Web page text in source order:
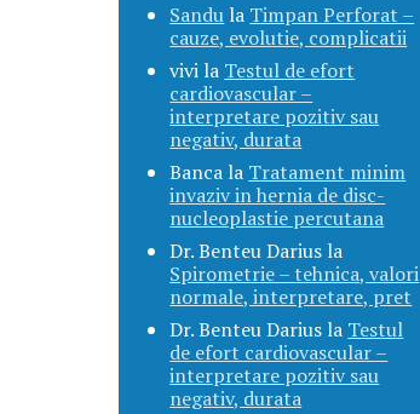
Sandu la Timpan Perforat –
cauze, evolutie, complicatii
vivi la Testul de efort
cardiovascular –
interpretare pozitiv sau
negativ, durata
Banca la Tratament minim
invaziv in hernia de disc-
nucleoplastie percutana
Dr. Benteu Darius la
Spirometrie – tehnica, valori
normale, interpretare, pret
Dr. Benteu Darius la Testul
de efort cardiovascular –
interpretare pozitiv sau
negativ, durata